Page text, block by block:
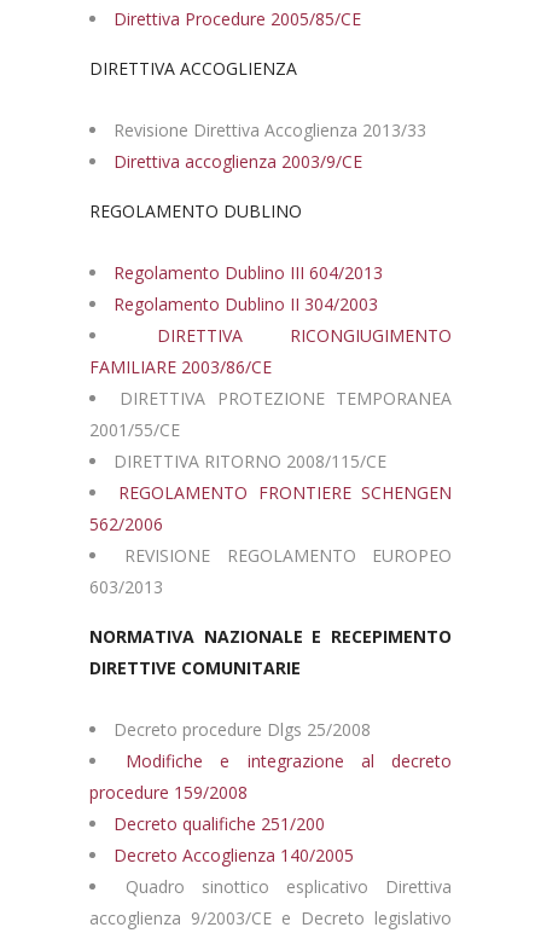
Direttiva Procedure 2005/85/CE
DIRETTIVA ACCOGLIENZA
Revisione Direttiva Accoglienza 2013/33
Direttiva accoglienza 2003/9/CE
REGOLAMENTO DUBLINO
Regolamento Dublino III 604/2013
Regolamento Dublino II 304/2003
DIRETTIVA RICONGIUGIMENTO
FAMILIARE 2003/86/CE
DIRETTIVA PROTEZIONE TEMPORANEA
2001/55/CE
DIRETTIVA RITORNO 2008/115/CE
REGOLAMENTO FRONTIERE SCHENGEN
562/2006
REVISIONE REGOLAMENTO EUROPEO
603/2013
NORMATIVA NAZIONALE E RECEPIMENTO
DIRETTIVE COMUNITARIE
Decreto procedure Dlgs 25/2008
Modifiche e integrazione al decreto
procedure 159/2008
Decreto qualifiche 251/200
Decreto Accoglienza 140/2005
Quadro sinottico esplicativo Direttiva
accoglienza 9/2003/CE e Decreto legislativo